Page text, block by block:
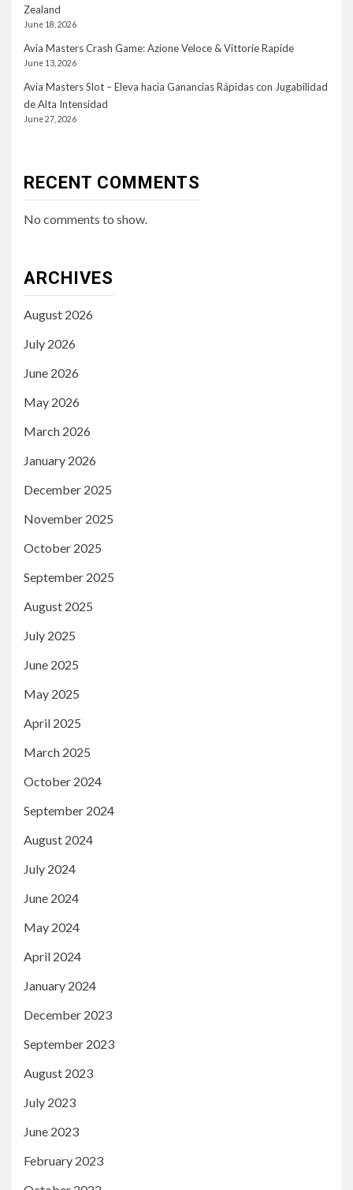
Zealand
June 18, 2026
Avia Masters Crash Game: Azione Veloce & Vittorie Rapide
June 13, 2026
Avia Masters Slot – Eleva hacia Ganancias Rápidas con Jugabilidad
de Alta Intensidad
June 27, 2026
RECENT COMMENTS
No comments to show.
ARCHIVES
August 2026
July 2026
June 2026
May 2026
March 2026
January 2026
December 2025
November 2025
October 2025
September 2025
August 2025
July 2025
June 2025
May 2025
April 2025
March 2025
October 2024
September 2024
August 2024
July 2024
June 2024
May 2024
April 2024
January 2024
December 2023
September 2023
August 2023
July 2023
June 2023
February 2023